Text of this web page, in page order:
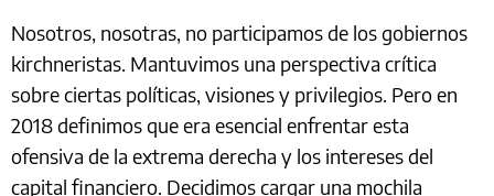
Nosotros, nosotras, no participamos de los gobiernos
kirchneristas. Mantuvimos una perspectiva crítica
sobre ciertas políticas, visiones y privilegios. Pero en
2018 definimos que era esencial enfrentar esta
ofensiva de la extrema derecha y los intereses del
capital financiero. Decidimos cargar una mochila